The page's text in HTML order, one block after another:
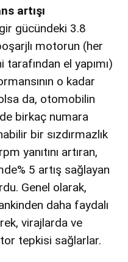
artışı
gücündeki 3.8
motorun (her
el yapımı)
o kadar
da, otomobilin
birkaç numara
bir sızdırmazlık
yanıtını artıran,
5 artış sağlayan
Genel olarak,
daha faydalı
virajlarda ve
tepkisi sağlarlar.